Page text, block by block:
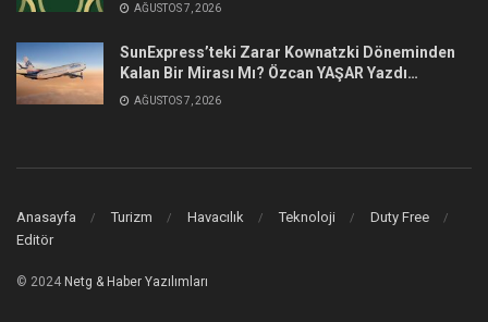
AĞUSTOS 7, 2026
SunExpress’teki Zarar Kownatzki Döneminden
Kalan Bir Mirası Mı? Özcan YAŞAR Yazdı…
AĞUSTOS 7, 2026
Anasayfa Turizm Havacılık Teknoloji
Duty Free
Editör
© 2024 Netg & Haber Yazılımları